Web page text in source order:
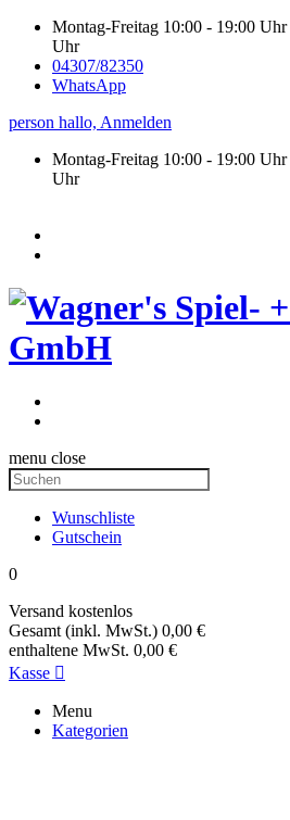
Montag-Freitag 10:00 - 19:00 Uhr
Uhr
04307/82350
WhatsApp
person hallo, Anmelden
Montag-Freitag 10:00 - 19:00 Uhr
Uhr
menu close
Wunschliste
Gutschein
0
Versand kostenlos
Gesamt (inkl. MwSt.) 0,00 €
enthaltene MwSt. 0,00 €
Kasse 
Menu
Kategorien